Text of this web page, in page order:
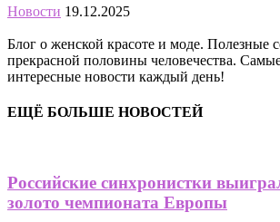
Новости 19.12.2025
Блог о женской красоте и моде. Полезные
прекрасной половины человечества.
интересные новости каждый день!
ЕЩЁ БОЛЬШЕ НОВОСТЕЙ
Российские синхронистки
золото чемпионата Европы